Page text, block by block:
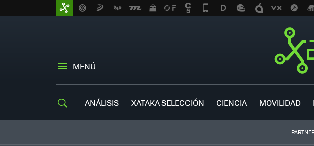
MENÚ
ANÁLISIS XATAKA SELECCIÓN CIENCIA MOVILIDAD